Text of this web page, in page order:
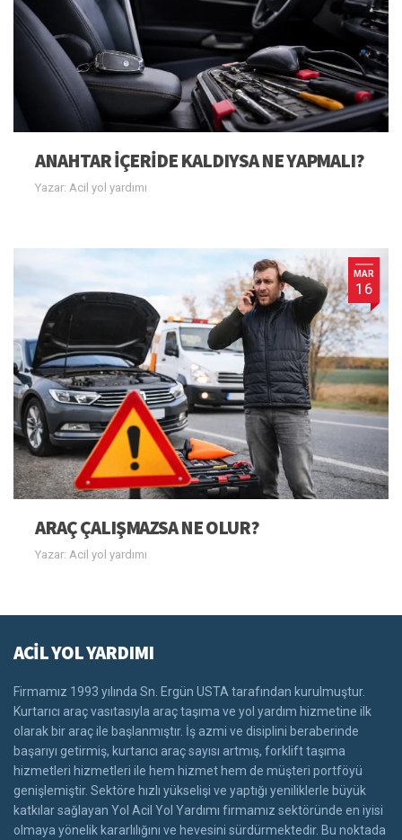
ANAHTAR IÇERIDE KALDIYSA NE YAPMALI?
Yazar: Acil yol yardımı
MAR
16
ARAÇ ÇALIŞMAZSA NE OLUR?
Yazar: Acil yol yardımı
ACİL YOL YARDIMI
Firmamız 1993 yılında Sn. Ergün USTA tarafından kurulmuştur.
Kurtarıcı araç vasıtasıyla araç taşıma ve yol yardım hizmetine ilk
olarak bir araç ile başlanmıştır. İş azmi ve disiplini beraberinde
başarıyı getirmiş, kurtarıcı araç sayısı artmış, forklift taşıma
hizmetleri hizmetleri ile hem hizmet hem de müşteri portföyü
genişlemiştir. Sektöre hızlı yükselişi ve yaptığı yeniliklerle büyük
katkılar sağlayan Yol Acil Yol Yardımı firmamız sektöründe en iyisi
olmaya yönelik kararlılığını ve hevesini sürdürmektedir. Bu noktada